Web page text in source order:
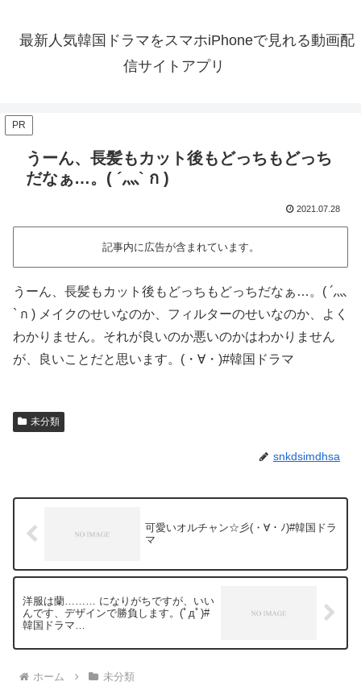
最新人気韓国ドラマをスマホiPhoneで見れる動画配
信サイトアプリ
PR
うーん、長髪もカット後もどっちもどっち
だなぁ…。( ´灬` ก )
2021.07.28
記事内に広告が含まれています。
うーん、長髪もカット後もどっちもどっちだなぁ…。( ´灬
` ก ) メイクのせいなのか、フィルターのせいなのか、よく
わかりません。それが良いのか悪いのかはわかりません
が、良いことだと思います。(・∀・)#韓国ドラマ
未分類
snkdsimdhsa
可愛いオルチャン☆彡(・∀・ﾉ)#韓国ドラ
マ
洋服は蘭……… になりがちですが、いい
んです、デザインで勝負します。(ﾟдﾟ)#
韓国ドラマ
ホーム 未分類